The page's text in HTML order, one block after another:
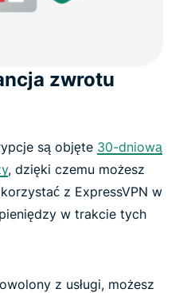
zwrotu
są objęte 30-dniową
, dzięki czemu możesz
z ExpressVPN w
w trakcie tych
z usługi, możesz